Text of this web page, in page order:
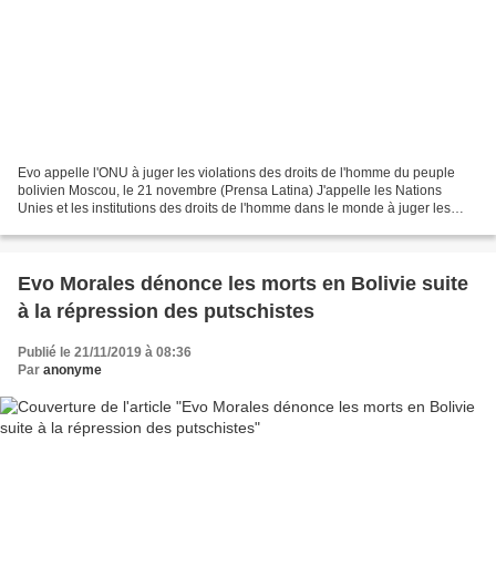
Evo appelle l'ONU à juger les violations des droits de l'homme du peuple
bolivien Moscou, le 21 novembre (Prensa Latina) J'appelle les Nations
Unies et les institutions des droits de l'homme dans le monde à juger les
Evo Morales dénonce les morts en Bolivie suite
à la répression des putschistes
Publié le 21/11/2019 à 08:36
Par anonyme